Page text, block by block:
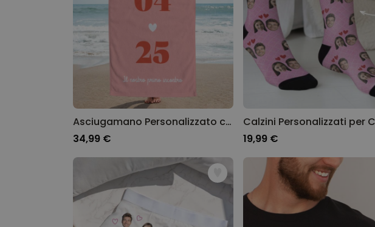
Asciugamano Personalizzato con Data
34,99 €
19,99 €